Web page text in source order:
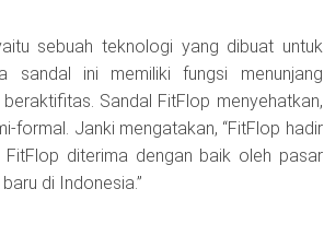
sebuah teknologi yang dibuat untuk
sandal ini memiliki fungsi menunjang
Sandal FitFlop menyehatkan,
formal. Janki mengatakan, “FitFlop hadir
diterima dengan baik oleh pasar
di Indonesia.”